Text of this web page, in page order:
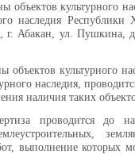
объектов культурного
наследия Республики
г. Абакан, ул. Пушкина,
объектов культурного
наследия,
наличия таких
проводится до
выполнение которых